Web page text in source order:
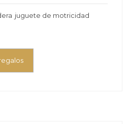
juguete de motricidad